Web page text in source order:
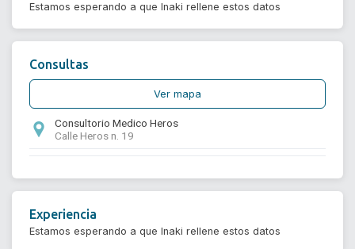
Estamos esperando a que Inaki rellene estos datos
Consultas
Ver mapa
Consultorio Medico Heros
Calle Heros n. 19
Experiencia
Estamos esperando a que Inaki rellene estos datos